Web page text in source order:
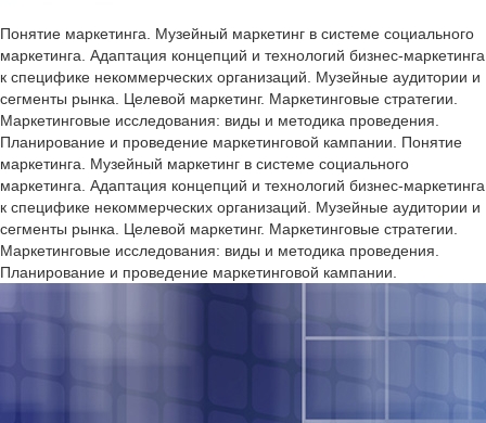
Понятие маркетинга. Музейный маркетинг в системе социального
маркетинга. Адаптация концепций и технологий бизнес-маркетинга
к специфике некоммерческих организаций. Музейные аудитории и
сегменты рынка. Целевой маркетинг. Маркетинговые стратегии.
Маркетинговые исследования: виды и методика проведения.
Планирование и проведение маркетинговой кампании. Понятие
маркетинга. Музейный маркетинг в системе социального
маркетинга. Адаптация концепций и технологий бизнес-маркетинга
к специфике некоммерческих организаций. Музейные аудитории и
сегменты рынка. Целевой маркетинг. Маркетинговые стратегии.
Маркетинговые исследования: виды и методика проведения.
Планирование и проведение маркетинговой кампании.